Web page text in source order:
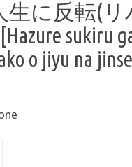
生に反転(
sukiru
o jiyu na